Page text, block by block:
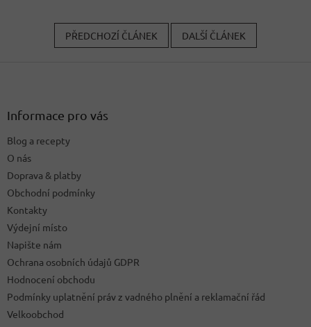
PŘEDCHOZÍ ČLÁNEK DALŠÍ ČLÁNEK
Informace pro vás
Blog a recepty
O nás
Doprava & platby
Obchodní podmínky
Kontakty
Výdejní místo
Napište nám
Ochrana osobních údajů GDPR
Hodnocení obchodu
Podmínky uplatnění práv z vadného plnění a reklamační řád
Velkoobchod